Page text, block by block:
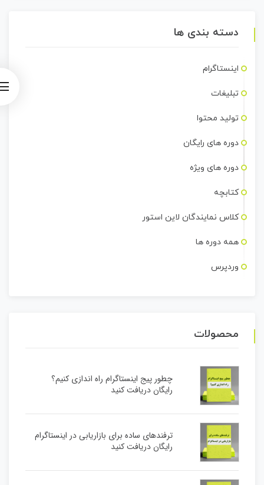
دسته بندی ها
اینستاگرام
تبلیغات
تولید محتوا
دوره های رایگان
دوره های ویژه
کتابچه
کلاس نمایندگان لاین استور
همه دوره ها
وردپرس
محصولات
چطور پیج اینستاگرام راه اندازی کنیم؟
رایگان دریافت کنید
ترفندهای ساده برای بازاریابی در اینستاگرام
رایگان دریافت کنید